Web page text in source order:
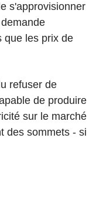
s'approvisionner
que les prix de
refuser de
de produire
sur le marché
des sommets - si